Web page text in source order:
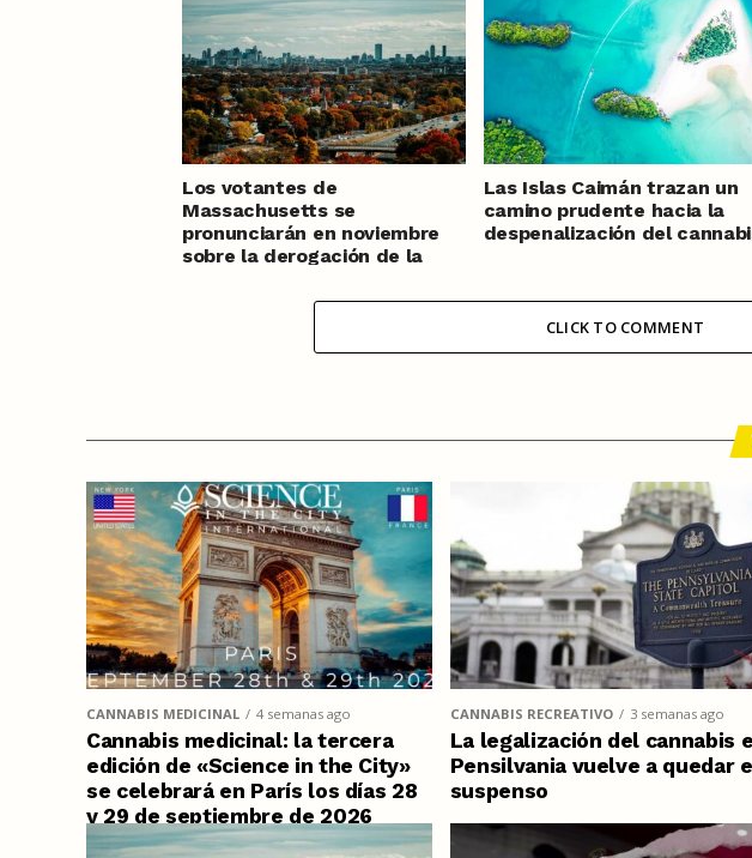
Los votantes de
Massachusetts se
pronunciarán en noviembre
sobre la derogación de la
Las Islas Caimán trazan un
camino prudente hacia la
despenalización del
CLICK TO COMMENT
CANNABIS MEDICINAL 4 semanas ago
Cannabis medicinal: la tercera
edición de «Science in the City»
se celebrará en París los días 28
y 29 de septiembre de 2026
CANNABIS RECREATIVO 3 semanas ago
La legalización del cannabis
Pensilvania vuelve a quedar
suspenso